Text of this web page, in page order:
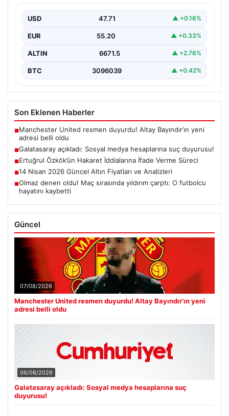
Hukuki Adım Attı”, “content”: “ Galatasaray Spor…
USD 47.71 ▲ +0.16%
EUR 55.20 ▲ +0.33%
ALTIN 6671.5 ▲ +2.76%
BTC 3096039 ▲ +0.42%
Son Eklenen Haberler
■Manchester United resmen duyurdu! Altay Bayındır’ın yeni
adresi belli oldu
■Galatasaray açıkladı: Sosyal medya hesaplarına suç duyurusu!
■Ertuğrul Özkök’ün Hakaret İddialarına İfade Verme Süreci
■14 Nisan 2026 Güncel Altın Fiyatları ve Analizleri
■Olmaz denen oldu! Maç sırasında yıldırım çarptı: O futbolcu
hayatını kaybetti
Güncel
07/08/2026
Manchester United resmen duyurdu! Altay Bayındır’ın yeni
adresi belli oldu
06/08/2026
Galatasaray açıkladı: Sosyal medya hesaplarına suç
duyurusu!